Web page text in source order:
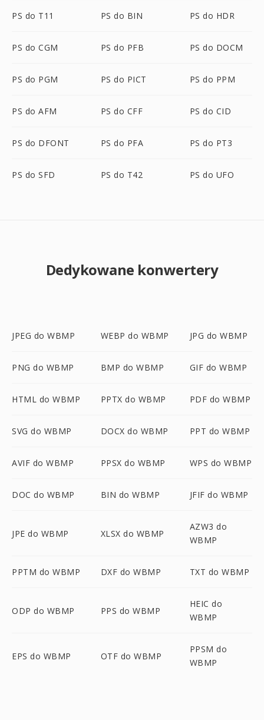
PS do T11 PS do BIN PS do HDR
PS do CGM PS do PFB PS do DOCM
PS do PGM PS do PICT PS do PPM
PS do AFM PS do CFF PS do CID
PS do DFONT PS do PFA PS do PT3
PS do SFD PS do T42 PS do UFO
Dedykowane konwertery
JPEG do WBMP WEBP do WBMP JPG do WBMP
PNG do WBMP BMP do WBMP GIF do WBMP
HTML do WBMP PPTX do WBMP PDF do WBMP
SVG do WBMP DOCX do WBMP PPT do WBMP
AVIF do WBMP PPSX do WBMP WPS do WBMP
DOC do WBMP BIN do WBMP JFIF do WBMP
JPE do WBMP XLSX do WBMP
AZW3 do
WBMP
PPTM do WBMP DXF do WBMP TXT do WBMP
ODP do WBMP PPS do WBMP
HEIC do
WBMP
EPS do WBMP OTF do WBMP
PPSM do
WBMP